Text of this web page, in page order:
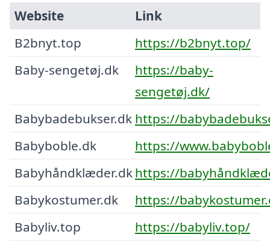
Website
Link
B2bnyt.top
https://b2bnyt.top/
Baby-sengetøj.dk
https://baby-
sengetøj.dk/
Babybadebukser.dk https://
Babyboble.dk
https://
Babyhåndklæder.dkhttps://
Babykostumer.dk
https://
Babyliv.top
https://babyliv.top/